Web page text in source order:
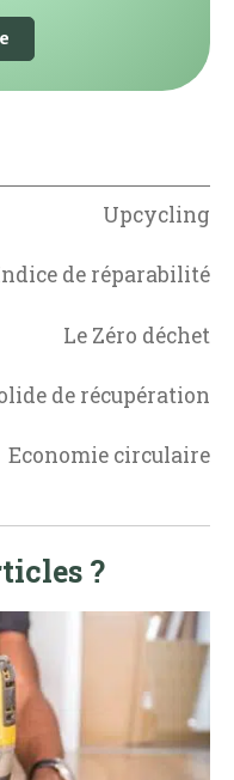
Upcycling
de réparabilité
Le Zéro déchet
de récupération
Economie circulaire
?